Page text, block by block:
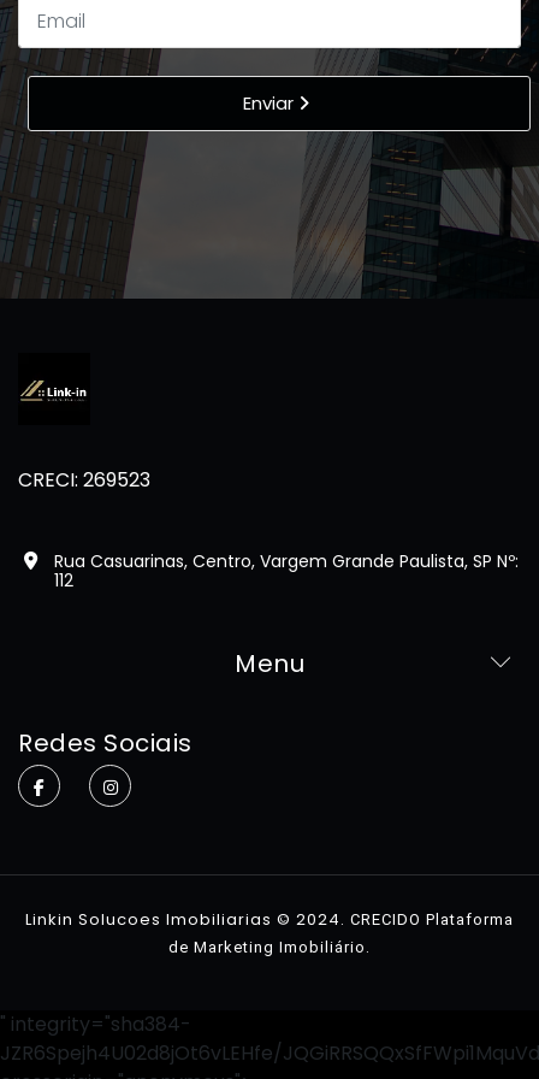
Enviar
CRECI: 269523
Rua Casuarinas, Centro, Vargem Grande Paulista, SP Nº:
112
Menu
Redes Sociais
Linkin Solucoes Imobiliarias © 2024. CRECIDO Plataforma
de Marketing Imobiliário .
" integrity="sha384-
JZR6Spejh4U02d8jOt6vLEHfe/